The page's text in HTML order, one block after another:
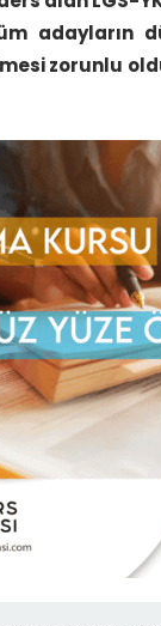
adayların
zorunlu